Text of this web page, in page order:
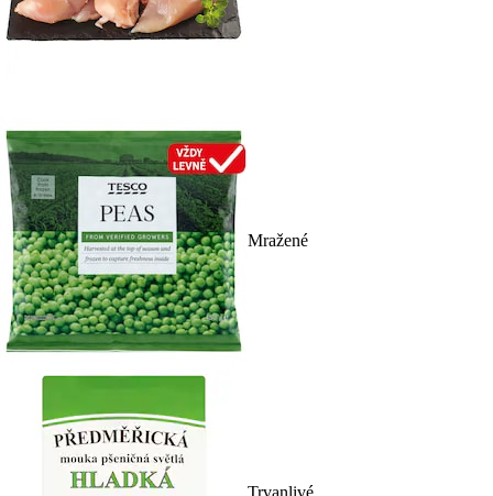
Mražené